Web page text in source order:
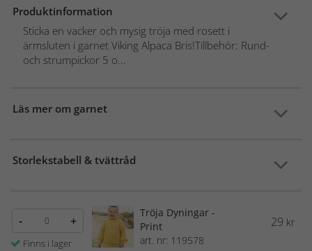
Produktinformation
Sticka en vacker och mysig tröja med rosett i
ärmsluten i garnet Viking Alpaca Bris!Tillbehör: Rund-
och strumpickor 5 o...
Läs mer om garnet
Storlekstabell & tvättråd
- +
Finns i lager
Tröja Dyningar -
Print
art. nr: 119578
29 kr